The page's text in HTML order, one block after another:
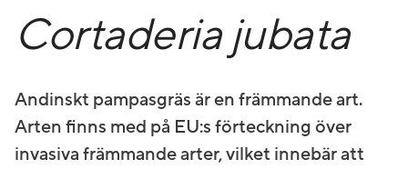
Cortaderia jubata
Andinskt pampasgräs är en främmande art.
Arten finns med på EU:s förteckning över
invasiva främmande arter, vilket innebär att